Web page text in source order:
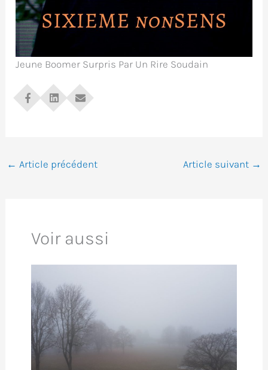
Jeune Boomer Surpris Par Un Rire Soudain
← Article précédent Article suivant →
Voir aussi